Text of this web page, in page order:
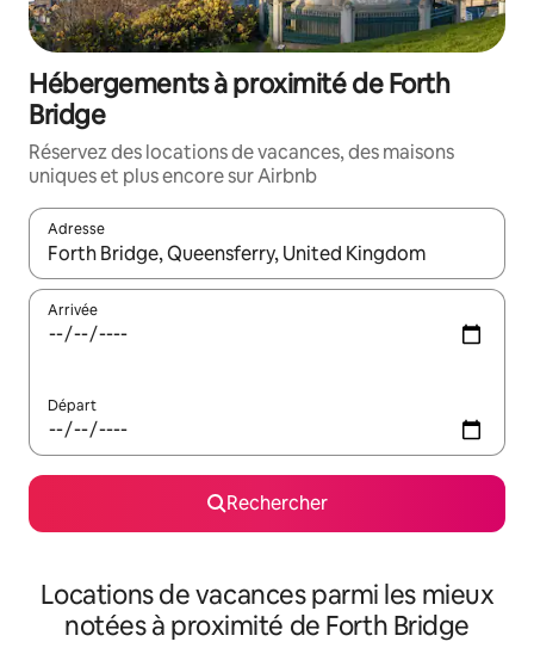
Hébergements à proximité de Forth
Bridge
Réservez des locations de vacances, des maisons
uniques et plus encore sur Airbnb
Adresse
Lorsque les résultats s'affichent, utilisez les flèches vers le
Arrivée
Départ
Rechercher
Locations de vacances parmi les mieux
notées à proximité de Forth Bridge